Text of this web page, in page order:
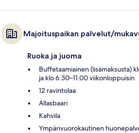
Majoituspaikan palvelut/
Ruoka ja juoma
Buffetaamiainen (lisämaksusta)
ja klo 6.30–11.00 viikonloppuisin
12 ravintolaa
Allasbaari
Kahvila
Ympärivuorokautinen